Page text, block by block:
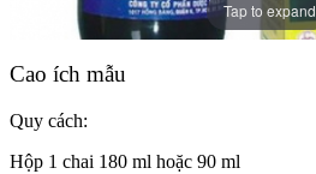
Tap to expand
Cao ích mẫu
Quy cách:
Hộp 1 chai 180 ml hoặc 90 ml